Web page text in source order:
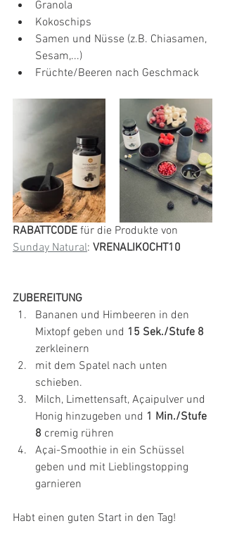
Granola
Kokoschips
Samen und Nüsse (z.B. Chiasamen,
Sesam,...)
Früchte/Beeren nach Geschmack
RABATTCODE für die Produkte von
Sunday Natural: VRENALIKOCHT10
ZUBEREITUNG
Bananen und Himbeeren in den
Mixtopf geben und 15 Sek./Stufe 8
zerkleinern
mit dem Spatel nach unten
schieben.
Milch, Limettensaft, Açaipulver und
Honig hinzugeben und 1 Min./Stufe
8 cremig rühren
Açai-Smoothie in ein Schüssel
geben und mit Lieblingstopping
garnieren
Habt einen guten Start in den Tag!